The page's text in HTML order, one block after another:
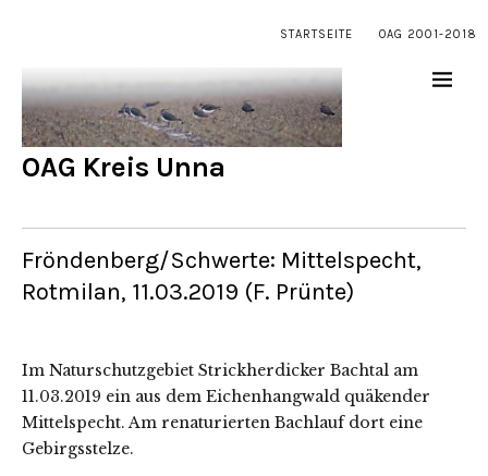
STARTSEITE OAG 2001-2018
OAG Kreis Unna
Fröndenberg/Schwerte: Mittelspecht,
Rotmilan, 11.03.2019 (F. Prünte)
Im Naturschutzgebiet Strickherdicker Bachtal am
11.03.2019 ein aus dem Eichenhangwald quäkender
Mittelspecht. Am renaturierten Bachlauf dort eine
Gebirgsstelze.